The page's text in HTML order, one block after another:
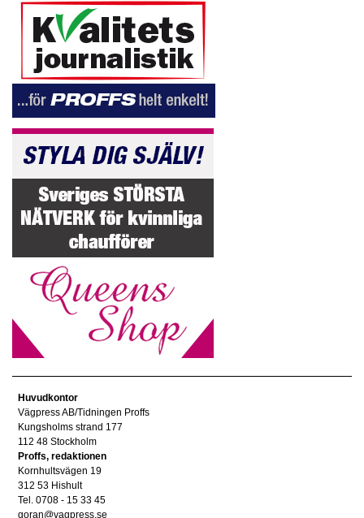
Huvudkontor
Vägpress AB/Tidningen Proffs
Kungsholms strand 177
112 48 Stockholm
Proffs, redaktionen
Kornhultsvägen 19
312 53 Hishult
Tel. 0708 - 15 33 45
goran@vagpress.se